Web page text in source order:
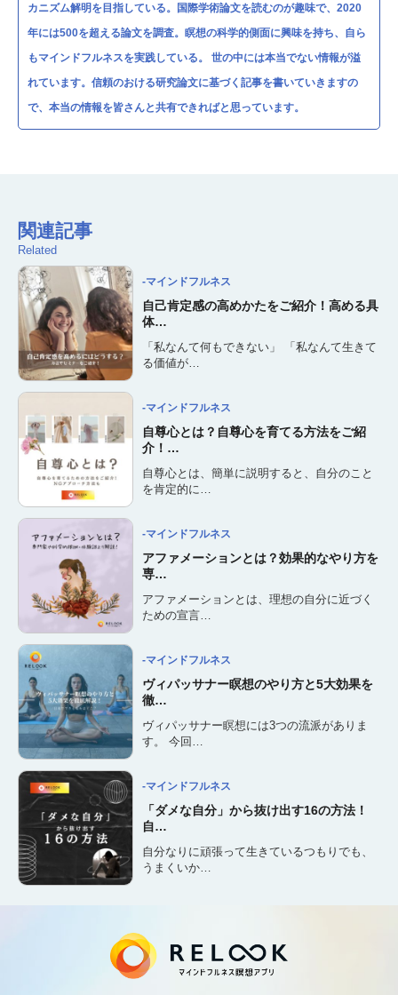
カニズム解明を目指している。国際学術論文を読むのが趣味で、2020
年には500を超える論文を調査。瞑想の科学的側面に興味を持ち、自ら
もマインドフルネスを実践している。 世の中には本当でない情報が溢
れています。信頼のおける研究論文に基づく記事を書いていきますの
で、本当の情報を皆さんと共有できればと思っています。
関連記事
Related
-マインドフルネス
自己肯定感の高めかたをご紹介！高める具
体…
「私なんて何もできない」 「私なんて生きて
る価値が…
-マインドフルネス
自尊心とは？自尊心を育てる方法をご紹
介！…
自尊心とは、簡単に説明すると、自分のこと
を肯定的に…
-マインドフルネス
アファメーションとは？効果的なやり方を
専…
アファメーションとは、理想の自分に近づく
ための宣言…
-マインドフルネス
ヴィパッサナー瞑想のやり方と5大効果を
徹…
ヴィパッサナー瞑想には3つの流派がありま
す。 今回…
-マインドフルネス
「ダメな自分」から抜け出す16の方法！
自…
自分なりに頑張って生きているつもりでも、
うまくいか…